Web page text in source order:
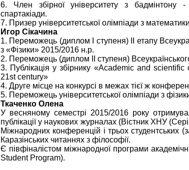
6. Член збірної університету з бадмінтону -
спартакіади.
7. Призер університетської олімпіади з
Игор Сікачина
1. Переможець (диплом І ступеня) ІІ етапу
з «Фізики» 2015/2016 н.р.
2. Переможець (диплом ІІ ступеня)
3. Публікація у збірнику «Academic and
21st century»
4. Друге місце на конкурсі в межах тієї ж
5. Переможець університетської олімпіади з
Ткаченко Олена
У весняному семестрі 2015/2016 року
публікації у наукових журналах (Вістник ХНУ
Міжнародних конференцій і трьох студентських
Каразінських читаннях з філософії.
Є півфіналістом міжнародної програми
Student Program).